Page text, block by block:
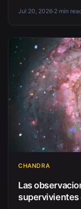
Jul 20, 2026·2 min
CHANDRA
Las
supervivientes